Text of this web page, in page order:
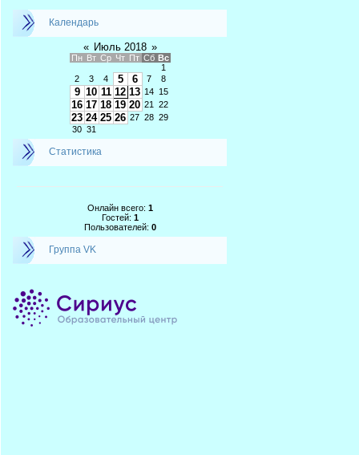
Календарь
« Июль 2018 »
Пн Вт Ср Чт Пт Сб Вс
1
2
3 4 5 6 7 8
9 10 11 12 13 14 15
16 17 18 19 20 21 22
23 24 25 26 27 28 29
30 31
Статистика
Онлайн всего: 1
Гостей: 1
Пользователей: 0
Группа VK